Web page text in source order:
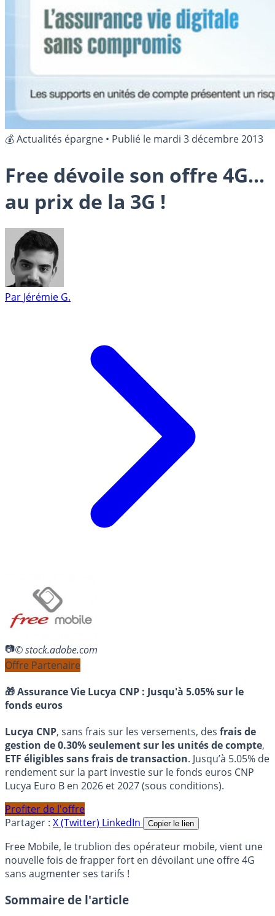
💰 Actualités épargne • Publié le mardi 3 décembre 2013
Free dévoile son offre 4G...
au prix de la 3G !
Par Jérémie G.
© stock.adobe.com
Offre Partenaire
🎁 Assurance Vie Lucya CNP : Jusqu'à 5.05% sur le
fonds euros
Lucya CNP, sans frais sur les versements, des frais de
gestion de 0.30% seulement sur les unités de compte,
ETF éligibles sans frais de transaction. Jusqu’à 5.05% de
rendement sur la part investie sur le fonds euros CNP
Lucya Euro B en 2026 et 2027 (sous conditions).
Profiter de l'offre
Partager : X (Twitter) LinkedIn Copier le lien
Free Mobile, le trublion des opérateur mobile, vient une
nouvelle fois de frapper fort en dévoilant une offre 4G
sans augmenter ses tarifs !
Sommaire de l'article